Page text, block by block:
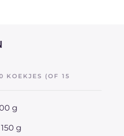
KOEKJES (OF 15
g
150 g